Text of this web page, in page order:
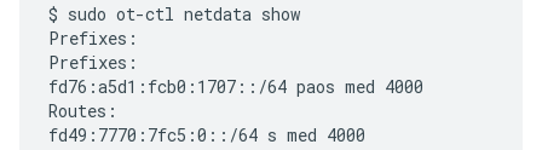
$ sudo ot-ctl netdata show
Prefixes:
Prefixes:
fd76:a5d1:fcb0:1707::/64 paos med 4000
Routes:
fd49:7770:7fc5:0::/64 s med 4000